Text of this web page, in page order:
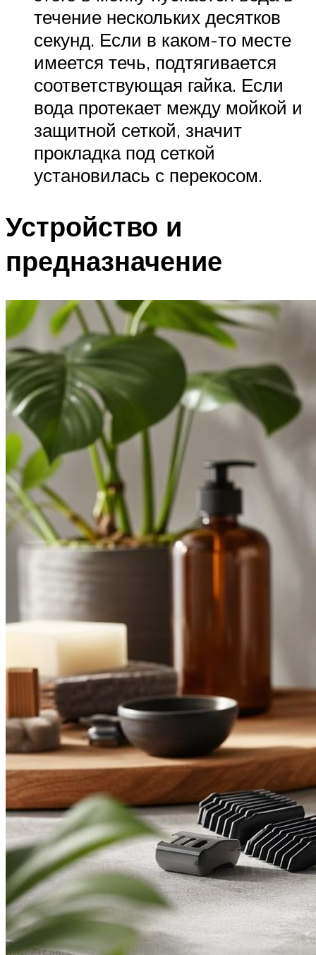
течение нескольких десятков
секунд. Если в каком-то месте
имеется течь, подтягивается
соответствующая гайка. Если
вода протекает между мойкой и
защитной сеткой, значит
прокладка под сеткой
установилась с перекосом.
Устройство и
предназначение